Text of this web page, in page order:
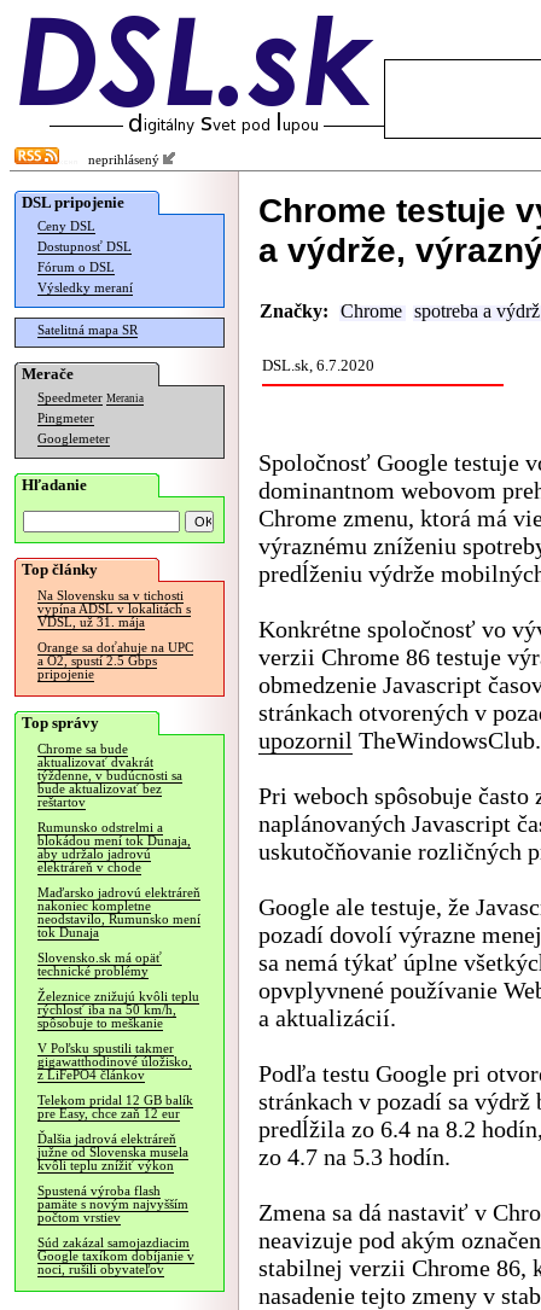
neprihlásený
DSL pripojenie
Ceny DSL
Dostupnosť DSL
Fórum o DSL
Výsledky meraní
Satelitná mapa SR
Merače
Speedmeter Merania
Pingmeter
Googlemeter
Hľadanie
Top články
Na Slovensku sa v tichosti
vypína ADSL v lokalitách s
VDSL, už 31. mája
Orange sa doťahuje na UPC
a O2, spustí 2.5 Gbps
pripojenie
Top správy
Chrome sa bude
aktualizovať dvakrát
týždenne, v budúcnosti sa
bude aktualizovať bez
reštartov
Rumunsko odstrelmi a
blokádou mení tok Dunaja,
aby udržalo jadrovú
elektráreň v chode
Maďarsko jadrovú elektráreň
nakoniec kompletne
neodstavilo, Rumunsko mení
tok Dunaja
Slovensko.sk má opäť
technické problémy
Železnice znižujú kvôli teplu
rýchlosť iba na 50 km/h,
spôsobuje to meškanie
V Poľsku spustili takmer
gigawatthodinové úložisko,
z LiFePO4 článkov
Telekom pridal 12 GB balík
pre Easy, chce zaň 12 eur
Ďalšia jadrová elektráreň
južne od Slovenska musela
kvôli teplu znížiť výkon
Spustená výroba flash
pamäte s novým najvyšším
počtom vrstiev
Súd zakázal samojazdiacim
Google taxíkom dobíjanie v
noci, rušili obyvateľov
Chrome testuje
a výdrže,
Značky: Chrome spotreba a výdrž
DSL.sk, 6.7.2020
Spoločnosť Google testuje
dominantnom webovom
Chrome zmenu, ktorá má
výraznému zníženiu
predĺženiu výdrže
Konkrétne spoločnosť vo
verzii Chrome 86 testuje
obmedzenie Javascript
stránkach otvorených v
upozornil TheWindowsClub.
Pri weboch spôsobuje
naplánovaných Javascript
uskutočňovanie rozličných
Google ale testuje, že
pozadí dovolí výrazne
sa nemá týkať úplne
opvplyvnené používanie
a aktualizácií.
Podľa testu Google pri
stránkach v pozadí sa
predĺžila zo 6.4 na 8.2
zo 4.7 na 5.3 hodín.
Zmena sa dá nastaviť v
neavizuje pod akým
stabilnej verzii Chrome 86,
nasadenie tejto zmeny v